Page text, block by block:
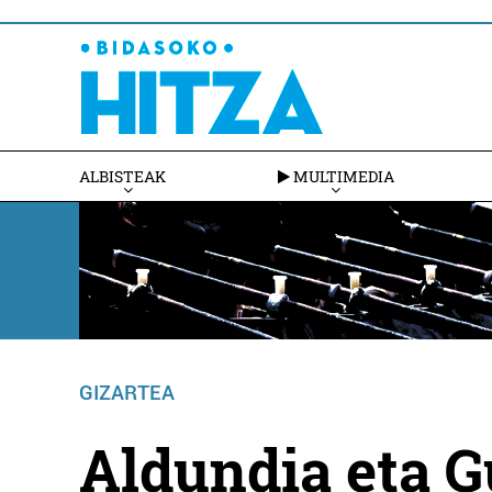
ALBISTEAK MULTIMEDIA
GIZARTEA
Aldundia eta